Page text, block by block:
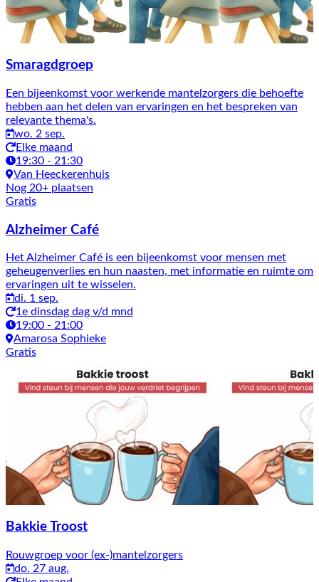
Smaragdgroep
Een bijeenkomst voor werkende mantelzorgers die behoefte
hebben aan het delen van ervaringen en het bespreken van
relevante thema's.
wo. 2 sep.
Elke maand
19:30 - 21:30
Van Heeckerenhuis
Nog 20+ plaatsen
Gratis
Alzheimer Café
Het Alzheimer Café is een bijeenkomst voor mensen met
geheugenverlies en hun naasten, met informatie en ruimte om
ervaringen uit te wisselen.
di. 1 sep.
1e dinsdag dag v/d mnd
19:00 - 21:00
Amarosa Sophieke
Gratis
Bakkie Troost
Rouwgroep voor (ex-)mantelzorgers
do. 27 aug.